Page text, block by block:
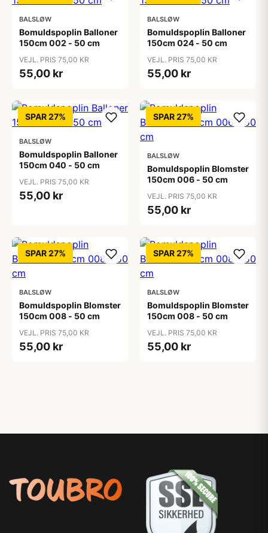
BALSLØW
Bomuldspoplin Balloner
150cm 002 - 50 cm
VEJL. PRIS 75,00 KR
55,00 kr
BALSLØW
Bomuldspoplin Balloner
150cm 024 - 50 cm
VEJL. PRIS 75,00 KR
55,00 kr
SPAR 27%
BALSLØW
Bomuldspoplin Balloner
150cm 040 - 50 cm
VEJL. PRIS 75,00 KR
55,00 kr
SPAR 27%
BALSLØW
Bomuldspoplin Blomster
150cm 006 - 50 cm
VEJL. PRIS 75,00 KR
55,00 kr
SPAR 27%
BALSLØW
Bomuldspoplin Blomster
150cm 008 - 50 cm
VEJL. PRIS 75,00 KR
55,00 kr
SPAR 27%
BALSLØW
Bomuldspoplin Blomster
150cm 008 - 50 cm
VEJL. PRIS 75,00 KR
55,00 kr